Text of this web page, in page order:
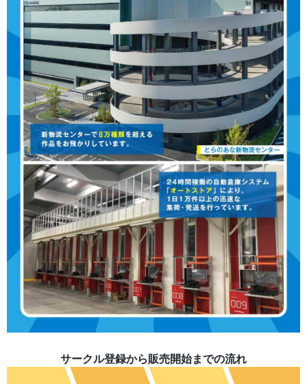
サークル登録から販売開始までの流れ